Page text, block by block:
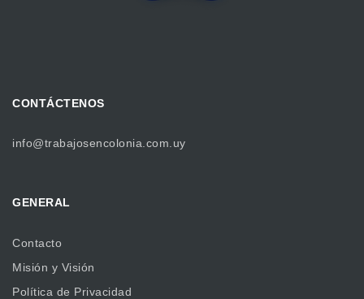
CONTÁCTENOS
info@trabajosencolonia.com.uy
GENERAL
Contacto
Misión y Visión
Política de Privacidad